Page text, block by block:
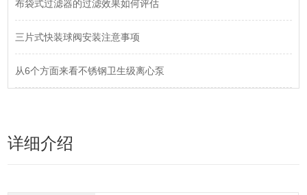
布袋式过滤器的过滤效果如何评估
三片式快装球阀安装注意事项
从6个方面来看不锈钢卫生级离心泵
详细介绍